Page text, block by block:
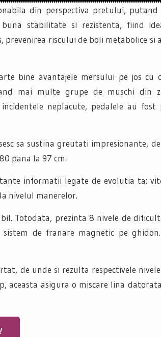
din perspectiva pretului,
stabilitate si rezistenta, fiind
riscului de boli metabolice si
bine avantajele mersului pe jos cu
mai multe grupe de muschi din
neplacute, pedalele au fost
sa sustina greutati impresionante,
pana la 97 cm.
informatii legate de evolutia ta:
nivelul manerelor.
Totodata, prezinta 8 nivele de
de franare magnetic pe ghidon.
de unde si rezulta respectivele nivele
aceasta asigura o miscare lina